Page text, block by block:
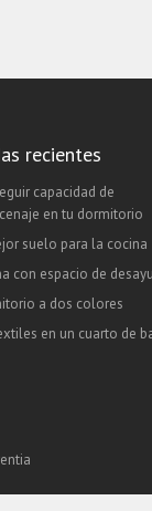
recientes
capacidad de
en tu dormitorio
suelo para la cocina
con espacio de
a dos colores
en un cuarto de